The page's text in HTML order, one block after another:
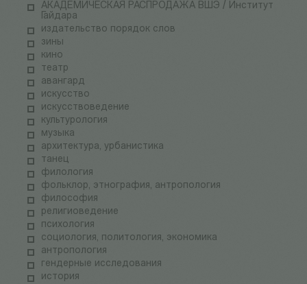
АКАДЕМИЧЕСКАЯ РАСПРОДАЖА ВШЭ / Институт
Гайдара
издательство порядок слов
зины
кино
театр
авангард
искусство
искусствоведение
культурология
музыка
архитектура, урбанистика
танец
филология
фольклор, этнография, антропология
философия
религиоведение
психология
социология, политология, экономика
антропология
гендерные исследования
история